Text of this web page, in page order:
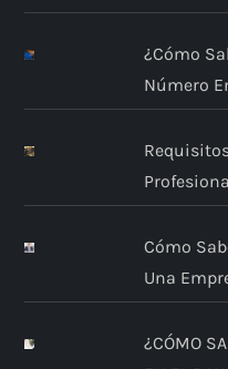
¿Cómo
Número
Cómo
Una
¿CÓMO